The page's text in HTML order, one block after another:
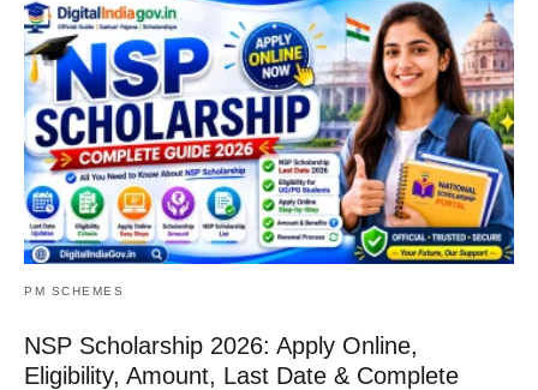
PM SCHEMES
NSP Scholarship 2026: Apply Online,
Eligibility, Amount, Last Date & Complete